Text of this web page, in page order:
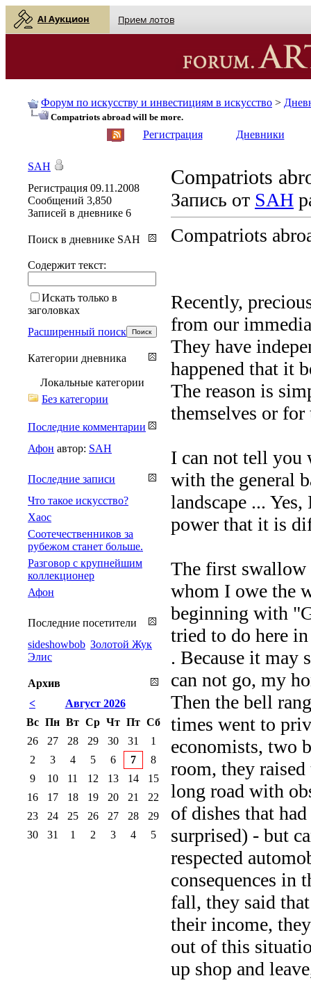
AI Аукцион Прием лотов
Форум по искусству и инвестициям в искусство >
Compatriots abroad will be more.
Регистрация Дневники
Compatriots
Запись от SAH
Compatriots
Recently,
from our
They have
happened that it
The reason is
themselves or
I can not tell you
with the general
landscape ...
power that it is
The first swallow
whom I owe the
beginning with
tried to do here
. Because it may
can not go, my
Then the bell
times went to
economists, two
room, they
long road with
of dishes that
surprised) - but
respected
consequences in
fall, they said
their income,
out of this
up shop and
SAH
Регистрация 09.11.2008
Сообщений 3,850
Записей в дневнике 6
Поиск в дневнике SAH
Содержит текст:
Искать только в
заголовках
Расширенный поиск
Категории дневника
Локальные категории
Без категории
Последние комментарии
Афон автор: SAH
Последние записи
Что такое искусство?
Хаос
Соотечественников за
рубежом станет больше.
Разговор с крупнейшим
коллекционер
Афон
Последние посетители
sideshowbob Золотой Жук
Элис
Архив
<
Август 2026
Вс Пн Вт Ср Чт Пт Сб
26
27 28 29 30 31
1
2
3 4 5 6 7
8
9
10 11 12 13 14
15
16
17 18 19 20 21
22
23
24 25 26 27 28
29
30
31 1 2 3 4 5